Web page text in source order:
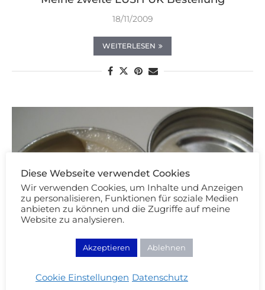
18/11/2009
WEITERLESEN
Diese Webseite verwendet Cookies
Wir verwenden Cookies, um Inhalte und Anzeigen
zu personalisieren, Funktionen für soziale Medien
anbieten zu können und die Zugriffe auf meine
Website zu analysieren.
Akzeptieren Ablehnen
Cookie Einstellungen Datenschutz